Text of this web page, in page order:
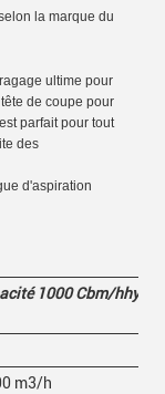
la marque du
ultime pour
de coupe pour
parfait pour tout
des
d'aspiration
1000 Cbm/h
m3/h